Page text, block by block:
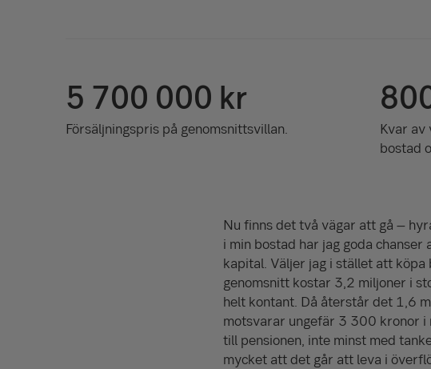
5 700 000 kr
Försäljningspris på genomsnittsvillan.
Kvar av
bostad
Nu finns det två vägar att gå –
i min bostad har jag goda
kapital. Väljer jag i stället att
genomsnitt kostar 3,2 miljoner i
helt kontant. Då återstår det 1,6
motsvarar ungefär 3 300 kronor i
till pensionen, inte minst med
mycket att det går att leva i